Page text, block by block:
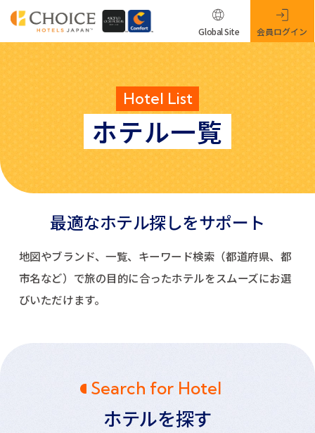
Hotel List
ホテル一覧
最適なホテル探しをサポート
地図やブランド、一覧、キーワード検索（都道府県、都
市名など）で旅の目的に合ったホテルをスムーズにお選
びいただけます。
Global Site 会員ログイン
ホテルを探す
Search for Hotel